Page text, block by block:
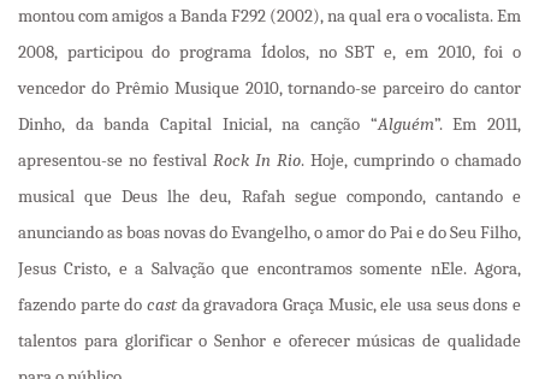
montou com amigos a Banda F292 (2002), na qual era o vocalista. Em
2008, participou do programa Ídolos, no SBT e, em 2010, foi o
vencedor do Prêmio Musique 2010, tornando-se parceiro do cantor
Dinho, da banda Capital Inicial, na canção “Alguém”. Em 2011,
apresentou-se no festival Rock In Rio. Hoje, cumprindo o chamado
musical que Deus lhe deu, Rafah segue compondo, cantando e
anunciando as boas novas do Evangelho, o amor do Pai e do Seu Filho,
Jesus Cristo, e a Salvação que encontramos somente nEle. Agora,
fazendo parte do castda gravadora Graça Music, ele usa seus dons e
talentos para glorificar o Senhor e oferecer músicas de qualidade